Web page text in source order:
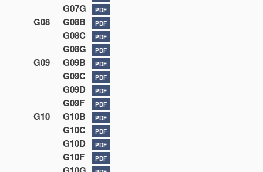
G07G PDF
G08 G08B PDF
G08C PDF
G08G PDF
G09 G09B PDF
G09C PDF
G09D PDF
G09F PDF
G10 G10B PDF
G10C PDF
G10D PDF
G10F PDF